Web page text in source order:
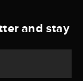
and stay